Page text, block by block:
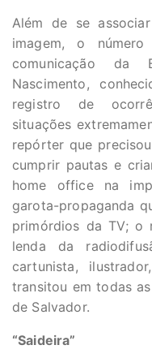
Além de se
imagem, o
comunicação da
Nascimento,
registro de
situações
repórter que
cumprir pautas e
home office na
garota-propaganda
primórdios da TV; o
lenda da
cartunista,
transitou em todas
de Salvador.
“Saideira”